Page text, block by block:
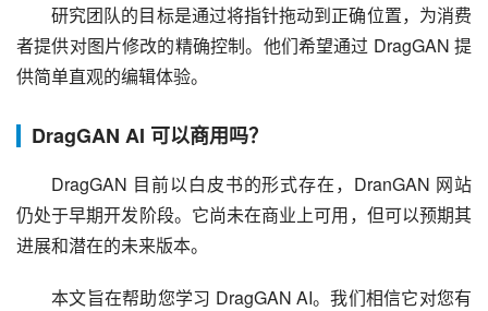
研究团队的目标是通过将指针拖动到正确位置，为消费
者提供对图片修改的精确控制。他们希望通过 DragGAN 提
供简单直观的编辑体验。
DragGAN AI 可以商用吗？
DragGAN 目前以白皮书的形式存在，DranGAN 网站
仍处于早期开发阶段。它尚未在商业上可用，但可以预期其
进展和潜在的未来版本。
本文旨在帮助您学习 DragGAN AI。我们相信它对您有